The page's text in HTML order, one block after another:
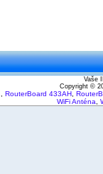
Vaše
Copyright ©
RouterBoard 433AH
WiFi Anténa